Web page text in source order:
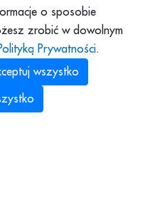
Dla mediów
Podkast PAH: „Tolerancja
to za mało”
o sposobie
zrobić w dowolnym
Prywatności.
wszystko